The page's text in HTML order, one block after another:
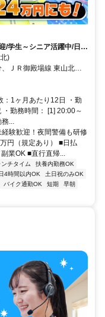
/学生～シニア活躍中/日払
)
ＪＲ御殿場線 東山北徒
接地/本厚木リクルート
三和ビル２Ｆ
：1ヶ月あたり12日 ・勤
勤務時間： [1] 20:00～
...
験歓迎！夜間警備も研修
円（規定あり） ■日払
業OK ■直行直帰...
ンチタイム
扶養内勤務OK
4時間以内OK
土日祝のみOK
バイク通勤OK 短期
早朝